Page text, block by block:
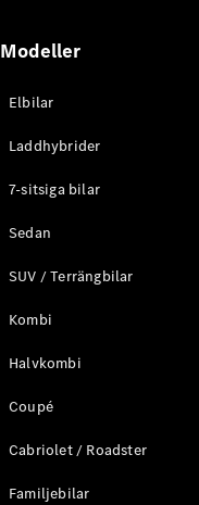
Roadster
Series
Store
VLE
Modeller
Elbilar
Laddhybrider
7-sitsiga bilar
Sedan
SUV / Terrängbilar
Kombi
Halvkombi
Coupé
Cabriolet / Roadster
Familjebilar